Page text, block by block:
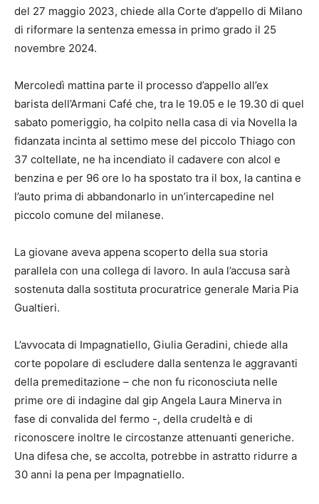
del 27 maggio 2023, chiede alla Corte d’appello di Milano
di riformare la sentenza emessa in primo grado il 25
novembre 2024.
Mercoledì mattina parte il processo d’appello all’ex
barista dell’Armani Café che, tra le 19.05 e le 19.30 di quel
sabato pomeriggio, ha colpito nella casa di via Novella la
fidanzata incinta al settimo mese del piccolo Thiago con
37 coltellate, ne ha incendiato il cadavere con alcol e
benzina e per 96 ore lo ha spostato tra il box, la cantina e
l’auto prima di abbandonarlo in un’intercapedine nel
piccolo comune del milanese.
La giovane aveva appena scoperto della sua storia
parallela con una collega di lavoro. In aula l’accusa sarà
sostenuta dalla sostituta procuratrice generale Maria Pia
Gualtieri.
L’avvocata di Impagnatiello, Giulia Geradini, chiede alla
corte popolare di escludere dalla sentenza le aggravanti
della premeditazione – che non fu riconosciuta nelle
prime ore di indagine dal gip Angela Laura Minerva in
fase di convalida del fermo -, della crudeltà e di
riconoscere inoltre le circostanze attenuanti generiche.
Una difesa che, se accolta, potrebbe in astratto ridurre a
30 anni la pena per Impagnatiello.